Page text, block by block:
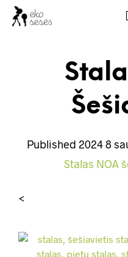
Published 2024 8
Stalas NOA
<